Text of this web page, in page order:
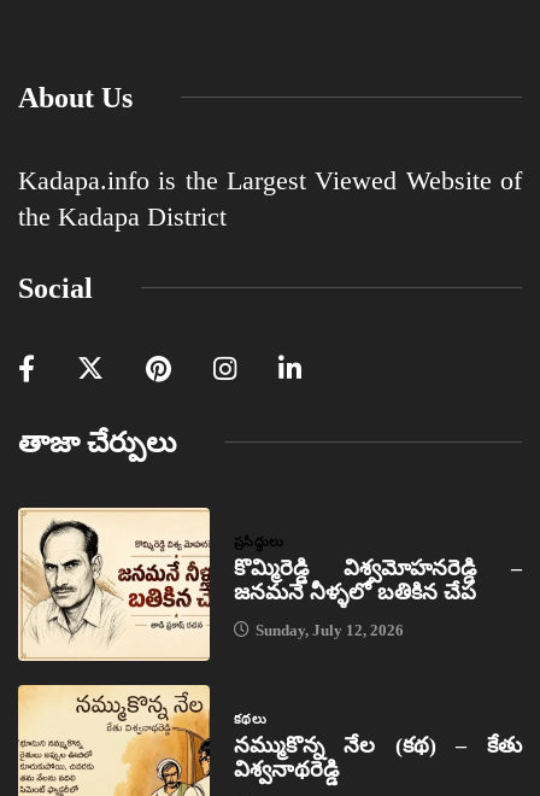
About Us
Kadapa.info is the Largest Viewed Website of
the Kadapa District
Social
తాజా చేర్పులు
ప్రసిద్ధులు
కొమ్మిరెడ్డి విశ్వమోహనరెడ్డి –
జనమనే నీళ్ళలో బతికిన చేప
Sunday, July 12, 2026
కథలు
నమ్ముకొన్న నేల (కథ) – కేతు
విశ్వనాథరెడ్డి